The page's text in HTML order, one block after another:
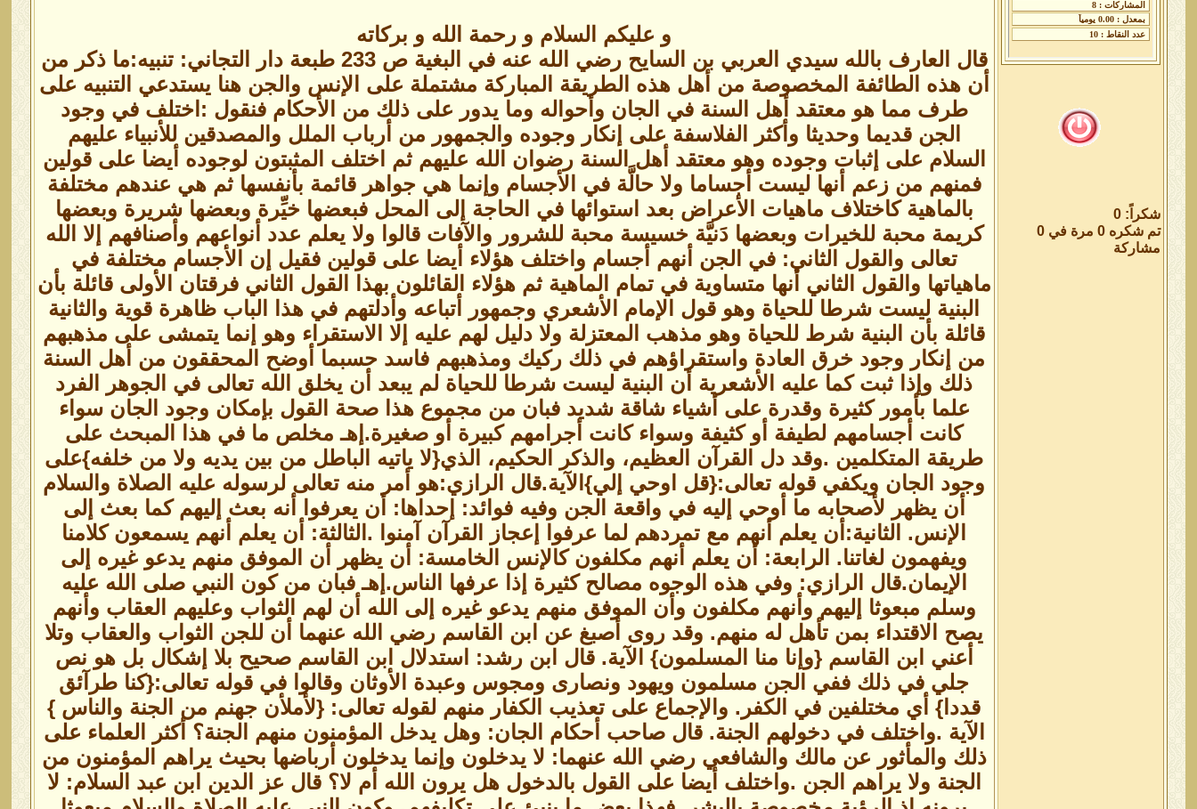
شكراً: 0
تم شكره 0 مرة في 0
مشاركة
و عليكم السلام و رحمة الله و بركاته
قال العارف بالله سيدي العربي بن السايح رضي الله عنه في البغية ص 233 طبعة دار التجاني: تنبيه:ما ذكر من
أن هذه الطائفة المخصوصة من أهل هذه الطريقة المباركة مشتملة على الإنس والجن هنا يستدعي التنبيه على
طرف مما هو معتقد أهل السنة في الجان وأحواله وما يدور على ذلك من الأحكام فنقول :اختلف في وجود
الجن قديما وحديثا وأكثر الفلاسفة على إنكار وجوده والجمهور من أرباب الملل والمصدقين للأنبياء عليهم
السلام على إثبات وجوده وهو معتقد أهل السنة رضوان الله عليهم ثم اختلف المثبتون لوجوده أيضا على قولين
فمنهم من زعم أنها ليست أجساما ولا حالَّة في الأجسام وإنما هي جواهر قائمة بأنفسها ثم هي عندهم مختلفة
بالماهية كاختلاف ماهيات الأعراض بعد استوائها في الحاجة إلى المحل فبعضها خيِّرة وبعضها شريرة وبعضها
كريمة محبة للخيرات وبعضها دَنيَّة خسيسة محبة للشرور والآفات قالوا ولا يعلم عدد أنواعهم وأصنافهم إلا الله
تعالى والقول الثاني: في الجن أنهم أجسام واختلف هؤلاء أيضا على قولين فقيل إن الأجسام مختلفة في
ماهياتها والقول الثاني أنها متساوية في تمام الماهية ثم هؤلاء القائلون بهذا القول الثاني فرقتان الأولى قائلة بأن
البنية ليست شرطا للحياة وهو قول الإمام الأشعري وجمهور أتباعه وأدلتهم في هذا الباب ظاهرة قوية والثانية
قائلة بأن البنية شرط للحياة وهو مذهب المعتزلة ولا دليل لهم عليه إلا الاستقراء وهو إنما يتمشى على مذهبهم
من إنكار وجود خرق العادة واستقراؤهم في ذلك ركيك ومذهبهم فاسد حسبما أوضح المحققون من أهل السنة
ذلك وإذا ثبت كما عليه الأشعرية أن البنية ليست شرطا للحياة لم يبعد أن يخلق الله تعالى في الجوهر الفرد
علما بأمور كثيرة وقدرة على أشياء شاقة شديد فبان من مجموع هذا صحة القول بإمكان وجود الجان سواء
كانت أجسامهم لطيفة أو كثيفة وسواء كانت أجرامهم كبيرة أو صغيرة.إهـ مخلص ما في هذا المبحث على
طريقة المتكلمين .وقد دل القرآن العظيم، والذكر الحكيم، الذي{لا ياتيه الباطل من بين يديه ولا من خلفه}على
وجود الجان ويكفي قوله تعالى:{قل اوحي إلي}الآية.قال الرازي:هو أمر منه تعالى لرسوله عليه الصلاة والسلام
أن يظهر لأصحابه ما أوحي إليه في واقعة الجن وفيه فوائد: إحداها: أن يعرفوا أنه بعث إليهم كما بعث إلى
الإنس. الثانية:أن يعلم أنهم مع تمردهم لما عرفوا إعجاز القرآن آمنوا .الثالثة: أن يعلم أنهم يسمعون كلامنا
ويفهمون لغاتنا. الرابعة: أن يعلم أنهم مكلفون كالإنس الخامسة: أن يظهر أن الموفق منهم يدعو غيره إلى
الإيمان.قال الرازي: وفي هذه الوجوه مصالح كثيرة إذا عرفها الناس.إهـ فبان من كون النبي صلى الله عليه
وسلم مبعوثا إليهم وأنهم مكلفون وأن الموفق منهم يدعو غيره إلى الله أن لهم الثواب وعليهم العقاب وأنهم
يصح الاقتداء بمن تأهل له منهم. وقد روى أصبغ عن ابن القاسم رضي الله عنهما أن للجن الثواب والعقاب وتلا
أعني ابن القاسم {وإنا منا المسلمون} الآية. قال ابن رشد: استدلال ابن القاسم صحيح بلا إشكال بل هو نص
جلي في ذلك ففي الجن مسلمون ويهود ونصارى ومجوس وعبدة الأوثان وقالوا في قوله تعالى:{كنا طرآئق
قددا} أي مختلفين في الكفر. والإجماع على تعذيب الكفار منهم لقوله تعالى: {لأملأن جهنم من الجنة والناس }
الآية .واختلف في دخولهم الجنة. قال صاحب أحكام الجان: وهل يدخل المؤمنون منهم الجنة؟ أكثر العلماء على
ذلك والمأثور عن مالك والشافعي رضي الله عنهما: لا يدخلون وإنما يدخلون أرباضها بحيث يراهم المؤمنون من
الجنة ولا يراهم الجن .واختلف أيضا على القول بالدخول هل يرون الله أم لا؟ قال عز الدين ابن عبد السلام: لا